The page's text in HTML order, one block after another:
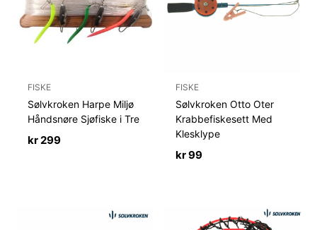
FISKE
Sølvkroken Harpe Miljø
Håndsnøre Sjøfiske i Tre
kr 299
FISKE
Sølvkroken Otto Oter
Krabbefiskesett Med
Klesklype
kr99